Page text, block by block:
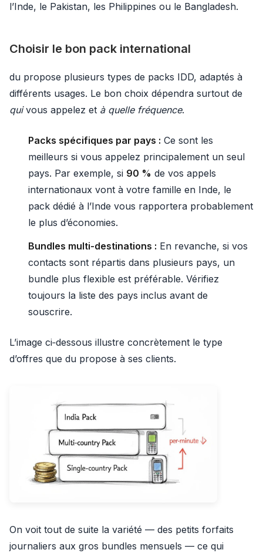
l’Inde, le Pakistan, les Philippines ou le Bangladesh.
Choisir le bon pack international
du propose plusieurs types de packs IDD, adaptés à
différents usages. Le bon choix dépendra surtout de
quivous appelez et à quelle fréquence.
Packs spécifiques par pays : Ce sont les
meilleurs si vous appelez principalement un seul
pays. Par exemple, si 90 % de vos appels
internationaux vont à votre famille en Inde, le
pack dédié à l’Inde vous rapportera probablement
le plus d’économies.
Bundles multi-destinations : En revanche, si vos
contacts sont répartis dans plusieurs pays, un
bundle plus flexible est préférable. Vérifiez
toujours la liste des pays inclus avant de
souscrire.
L’image ci‑dessous illustre concrètement le type
d’offres que du propose à ses clients.
On voit tout de suite la variété — des petits forfaits
journaliers aux gros bundles mensuels — ce qui